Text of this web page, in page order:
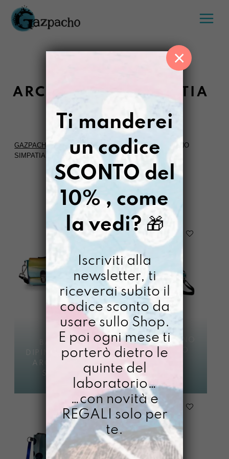
Salta
contenuto
ARCOBALENO SIMPATIA
GAZPACHO > LLUMI DIPINTO A MANO>ARCOBALENO
SIMPATIA
FILTRI
BASSOTTA
DIPINTA A MANO
ARCOBALENO
BERLINESE
DIPINTA A MANO
ARCOBALENO
SIMPATIA
Avvisami quando
disponibile
68,00
Ti manderei
un codice
SCONTO del
10% , come
la vedi? 🎁
Iscriviti alla
newsletter, ti
riceverai subito il
codice sconto da
usare sullo Shop.
E poi ogni mese ti
porterò dietro le
quinte del
laboratorio…
…con novità e
REGALI solo per
te.
×